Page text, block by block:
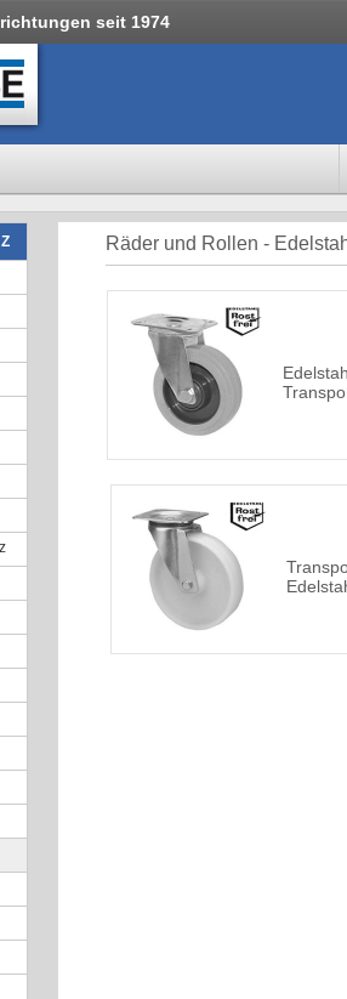
seit 1974
Räder und Rollen -